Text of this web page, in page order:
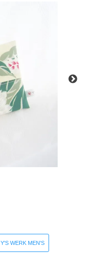
Y'S WERK MEN'S